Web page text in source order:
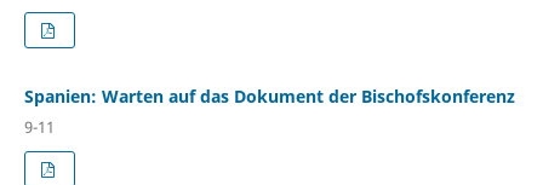
Spanien: Warten auf das Dokument der Bischofskonferenz
9-11